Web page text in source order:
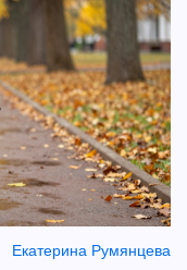
Екатерина Румянцева